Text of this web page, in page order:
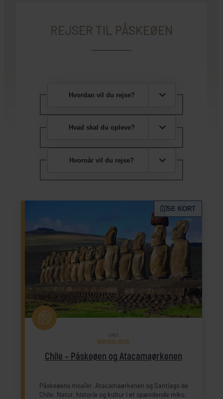
REJSER TIL PÅSKEØEN
Hvordan vil du rejse?
Hvad skal du opleve?
Hvornår vil du rejse?
SE KORT
Chile – Påskeøen og Atacamaørkenen
CHILE
INDIVIDUEL REJSE
Påskeøens moai'er, Atacamaørkenen og Santiago de
Chile. Natur, historie og kultur i et spændende miks.